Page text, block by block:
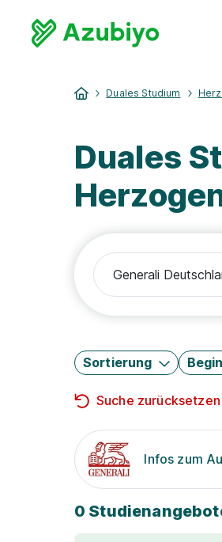
Duales Studium
Duales
Sortierung
Suche zurücksetzen
Infos zum
0